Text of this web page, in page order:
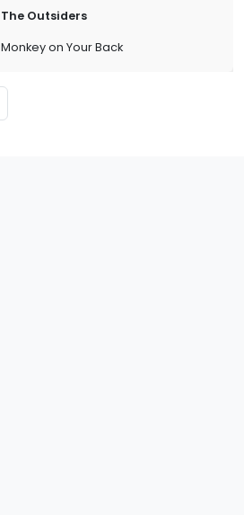
The Outsiders
Monkey on Your Back